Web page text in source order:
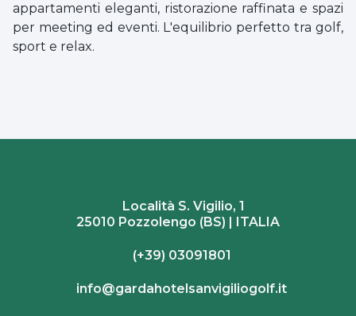
appartamenti eleganti, ristorazione raffinata e spazi
per meeting ed eventi. L'equilibrio perfetto tra golf,
sport e relax.
Località S. Vigilio, 1
25010 Pozzolengo (BS) | ITALIA
(+39) 03091801
info@gardahotelsanvigiliogolf.it